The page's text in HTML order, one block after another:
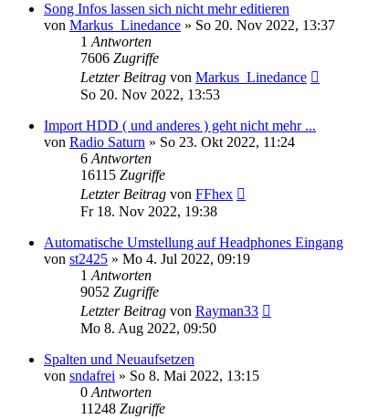
Song Infos lassen sich nicht mehr editieren
von Markus_Linedance » So 20. Nov 2022, 13:37
1 Antworten
7606 Zugriffe
Letzter Beitrag von Markus_Linedance
So 20. Nov 2022, 13:53
Import HDD ( und anderes ) geht nicht mehr ...
von Radio Saturn » So 23. Okt 2022, 11:24
6 Antworten
16115 Zugriffe
Letzter Beitrag von FFhex
Fr 18. Nov 2022, 19:38
Automatische Umstellung auf Headphones Eingang
von st2425 » Mo 4. Jul 2022, 09:19
1 Antworten
9052 Zugriffe
Letzter Beitrag von Rayman33
Mo 8. Aug 2022, 09:50
Spalten und Neuaufsetzen
von sndafrei » So 8. Mai 2022, 13:15
0 Antworten
11248 Zugriffe